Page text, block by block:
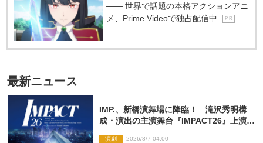
―― 世界で話題の本格アクションアニ
メ、Prime Videoで独占配信中
P R
最新ニュース
IMP.、新橋演舞場に降臨！ 滝沢秀明構
成・演出の主演舞台『IMPACT26』上演決
演劇 2026/8/7 04:00